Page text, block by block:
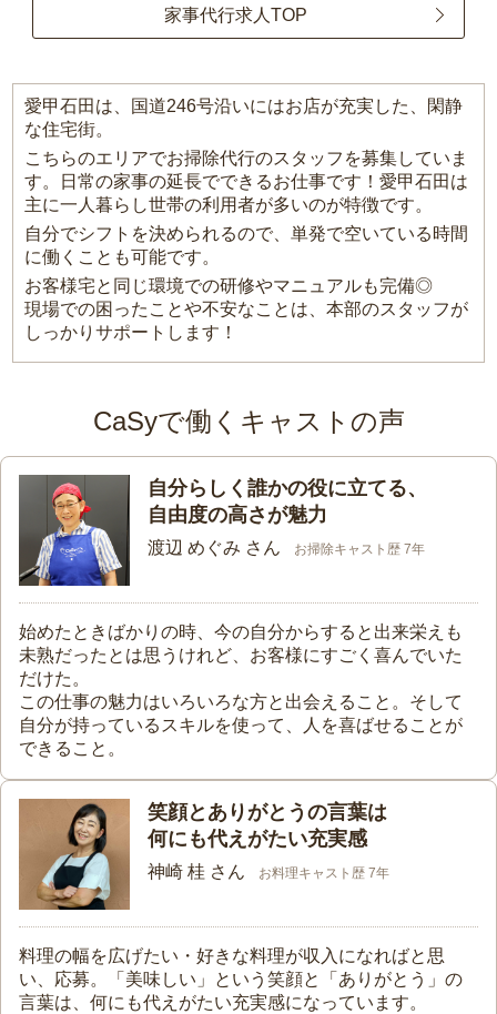
家事代行求人TOP
愛甲石田は、国道246号沿いにはお店が充実した、閑静
な住宅街。
こちらのエリアでお掃除代行のスタッフを募集していま
す。日常の家事の延長でできるお仕事です！愛甲石田は
主に一人暮らし世帯の利用者が多いのが特徴です。
自分でシフトを決められるので、単発で空いている時間
に働くことも可能です。
お客様宅と同じ環境での研修やマニュアルも完備◎
現場での困ったことや不安なことは、本部のスタッフが
しっかりサポートします！
CaSyで働くキャストの声
自分らしく誰かの役に立てる、
自由度の高さが魅力
渡辺 めぐみ さん お掃除キャスト歴 7年
始めたときばかりの時、今の自分からすると出来栄えも
未熟だったとは思うけれど、お客様にすごく喜んでいた
だけた。
この仕事の魅力はいろいろな方と出会えること。そして
自分が持っているスキルを使って、人を喜ばせることが
できること。
笑顔とありがとうの言葉は
何にも代えがたい充実感
神崎 桂 さん お料理キャスト歴 7年
料理の幅を広げたい・好きな料理が収入になればと思
い、応募。「美味しい」という笑顔と「ありがとう」の
言葉は、何にも代えがたい充実感になっています。